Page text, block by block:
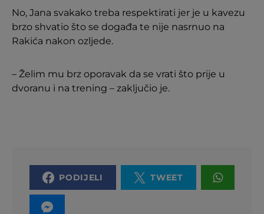
No, Jana svakako treba respektirati jer je u kavezu
brzo shvatio što se događa te nije nasrnuo na
Rakića nakon ozljede.
– Želim mu brz oporavak da se vrati što prije u
dvoranu i na trening – zaključio je.
PODIJELI TWEET